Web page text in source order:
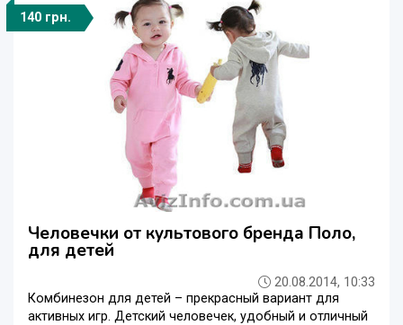
140 грн.
Человечки от культового бренда Поло,
для детей
20.08.2014, 10:33
Комбинезон для детей – прекрасный вариант для
активных игр. Детский человечек, удобный и отличный